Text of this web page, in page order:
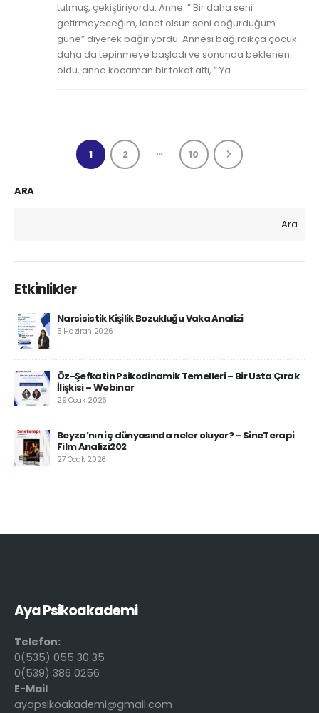
tutmuş, çekiştiriyordu. Anne: ” Bir daha seni
getirmeyeceğim, lanet olsun seni doğurduğum
güne” diyerek bağırıyordu. Annesi bağırdıkça çocuk
daha da tepinmeye başladı ve sonunda beklenen
oldu, anne kocaman bir tokat attı, ” Ya...
1 2 … 10
ARA
Ara
Etkinlikler
Narsisistik Kişilik Bozukluğu Vaka Analizi
5 Haziran 2026
Öz-Şefkatin Psikodinamik Temelleri – Bir Usta Çırak
İlişkisi – Webinar
29 Ocak 2026
Beyza’nın iç dünyasında neler oluyor? – SineTerapi
Film Analizi202
27 Ocak 2026
Aya Psikoakademi
Telefon:
0(535) 055 30 35
0(539) 386 0256
E-Mail
ayapsikoakademi@gmail.com